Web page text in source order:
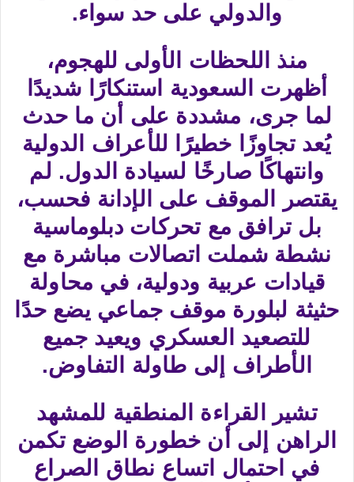
والدولي على حد سواء.
منذ اللحظات الأولى للهجوم،
أظهرت السعودية استنكارًا شديدًا
لما جرى، مشددة على أن ما حدث
يُعد تجاوزًا خطيرًا للأعراف الدولية
وانتهاكًا صارخًا لسيادة الدول. لم
يقتصر الموقف على الإدانة فحسب،
بل ترافق مع تحركات دبلوماسية
نشطة شملت اتصالات مباشرة مع
قيادات عربية ودولية، في محاولة
حثيثة لبلورة موقف جماعي يضع حدًا
للتصعيد العسكري ويعيد جميع
الأطراف إلى طاولة التفاوض.
تشير القراءة المنطقية للمشهد
الراهن إلى أن خطورة الوضع تكمن
في احتمال اتساع نطاق الصراع